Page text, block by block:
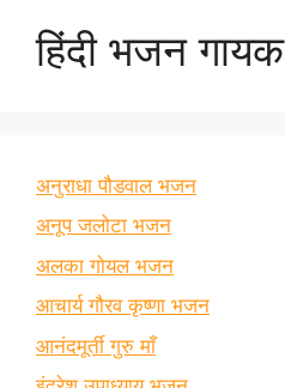
हिंदी भजन गायक
अनुराधा पौडवाल भजन
अनूप जलोटा भजन
अलका गोयल भजन
आचार्य गौरव कृष्णा भजन
आनंदमूर्ती गुरु माँ